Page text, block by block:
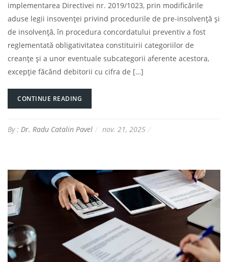
implementarea Directivei nr. 2019/1023, prin modificările
aduse legii insovenței privind procedurile de pre-insolvență și
de insolvență, în procedura concordatului preventiv a fost
reglementată obligativitatea constituirii categoriilor de
creanțe și a unor eventuale subcategorii aferente acestora,
excepție făcând debitorii cu cifra de […]
CONTINUE READING
By : Dr. Radu Catalin Pavel nov. 21, 2025